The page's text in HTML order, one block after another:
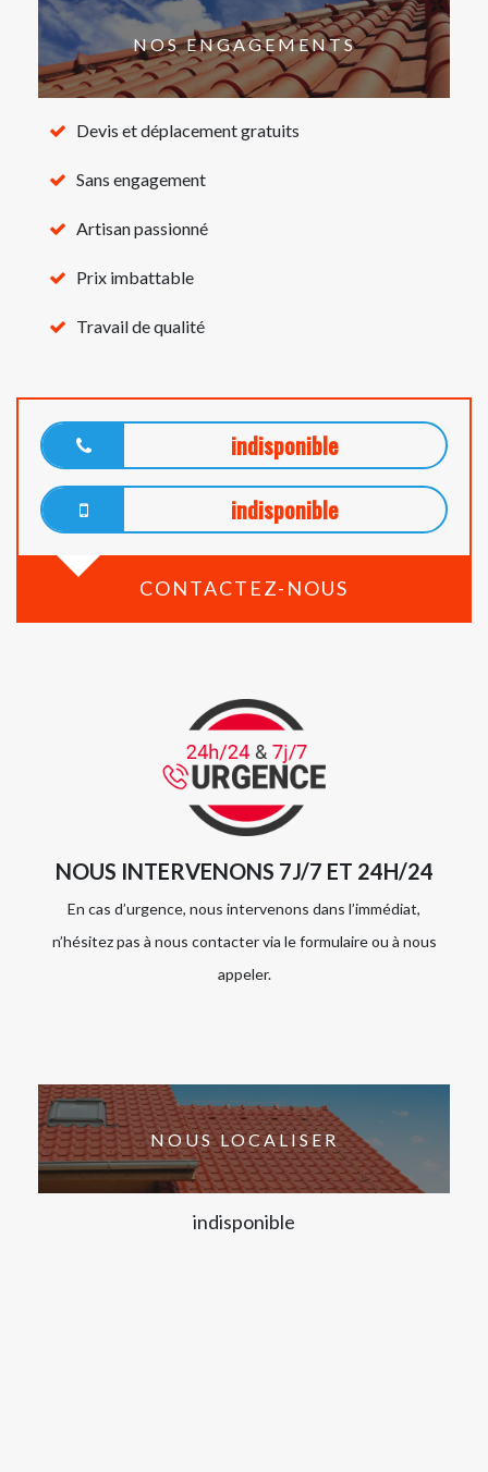
NOS ENGAGEMENTS
Devis et déplacement gratuits
Sans engagement
Artisan passionné
Prix imbattable
Travail de qualité
indisponible
indisponible
CONTACTEZ-NOUS
NOUS INTERVENONS 7J/7 ET 24H/24
En cas d’urgence, nous intervenons dans l’immédiat,
n’hésitez pas à nous contacter via le formulaire ou à nous
appeler.
NOUS LOCALISER
indisponible